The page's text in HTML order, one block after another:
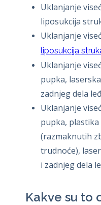
Uklanjanje
liposukcija
Uklanjanje
liposukcija
Uklanjanje
pupka,
zadnjeg dela
Uklanjanje
pupka,
(razmaknutih
trudnoće),
i zadnjeg dela
Kakve su to